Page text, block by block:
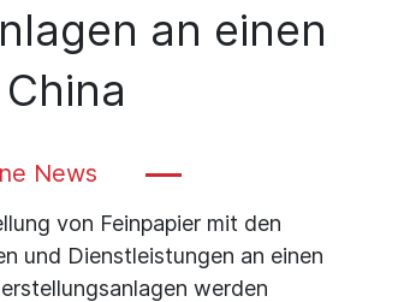
an einen
News
von Feinpapier mit den
und Dienstleistungen an einen
werden